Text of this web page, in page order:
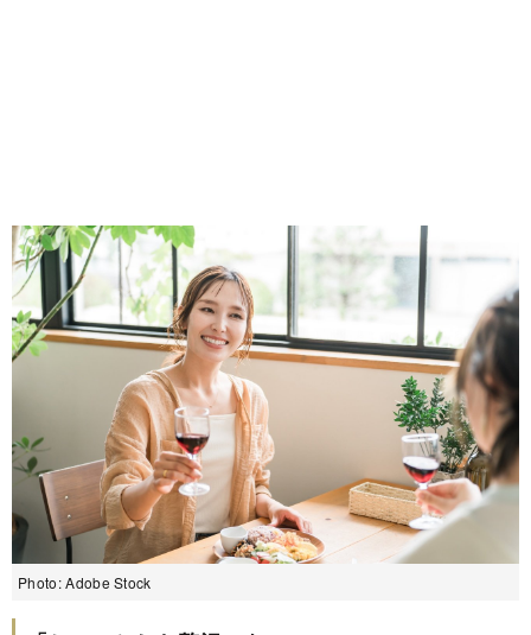
Photo: Adobe Stock